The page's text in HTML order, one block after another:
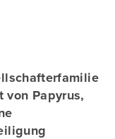
von Papyrus,